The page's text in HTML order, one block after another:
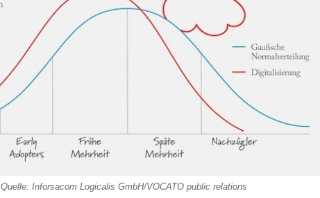
Quelle: Inforsacom Logicalis GmbH/VOCATO public relations